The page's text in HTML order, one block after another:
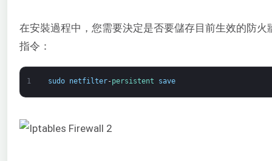
在安裝過程中，您需要決定是否要儲存目前生效的防
指令：
1 sudo netfilter-persistent save